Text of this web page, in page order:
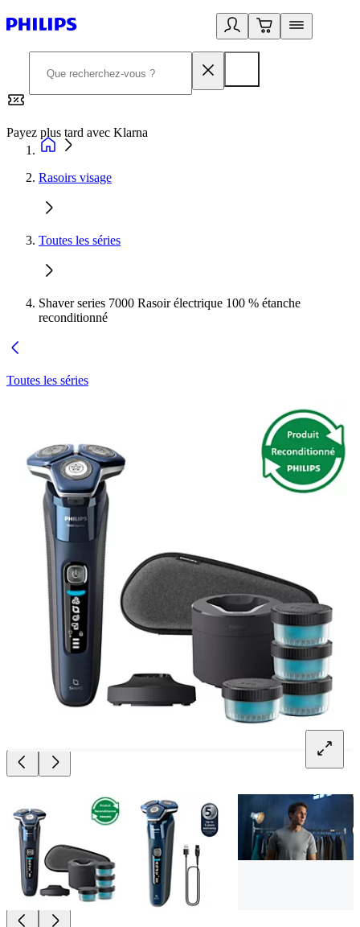
Payez plus tard avec Klarna
Rasoirs visage
Toutes les séries
Shaver series 7000 Rasoir électrique 100 % étanche
reconditionné
Toutes les séries